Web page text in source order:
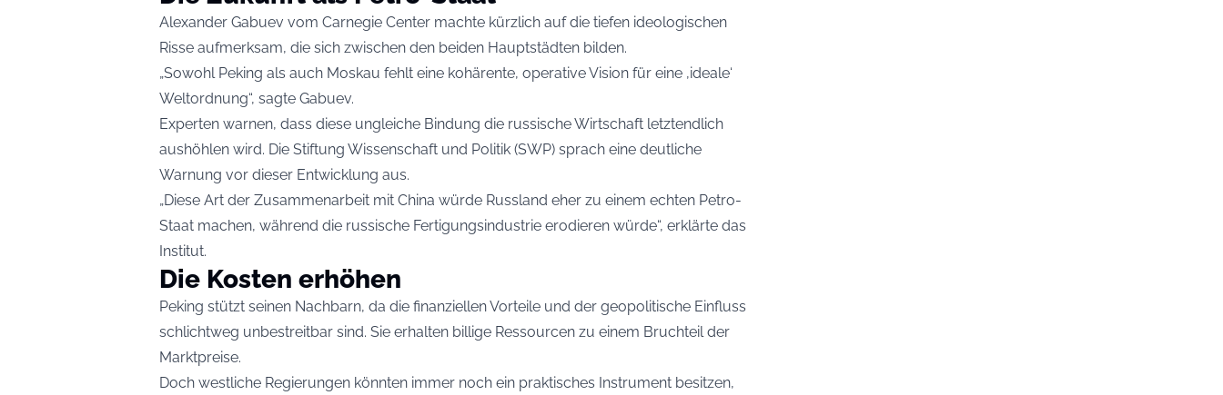
Alexander Gabuev vom Carnegie Center machte kürzlich auf die tiefen ideologischen
Risse aufmerksam, die sich zwischen den beiden Hauptstädten bilden.
„Sowohl Peking als auch Moskau fehlt eine kohärente, operative Vision für eine ‚ideale‘
Weltordnung“, sagte Gabuev.
Experten warnen, dass diese ungleiche Bindung die russische Wirtschaft letztendlich
aushöhlen wird. Die Stiftung Wissenschaft und Politik (SWP) sprach eine deutliche
Warnung vor dieser Entwicklung aus.
„Diese Art der Zusammenarbeit mit China würde Russland eher zu einem echten Petro-
Staat machen, während die russische Fertigungsindustrie erodieren würde“, erklärte das
Institut.
Die Kosten erhöhen
Peking stützt seinen Nachbarn, da die finanziellen Vorteile und der geopolitische Einfluss
schlichtweg unbestreitbar sind. Sie erhalten billige Ressourcen zu einem Bruchteil der
Marktpreise.
Doch westliche Regierungen könnten immer noch ein praktisches Instrument besitzen,